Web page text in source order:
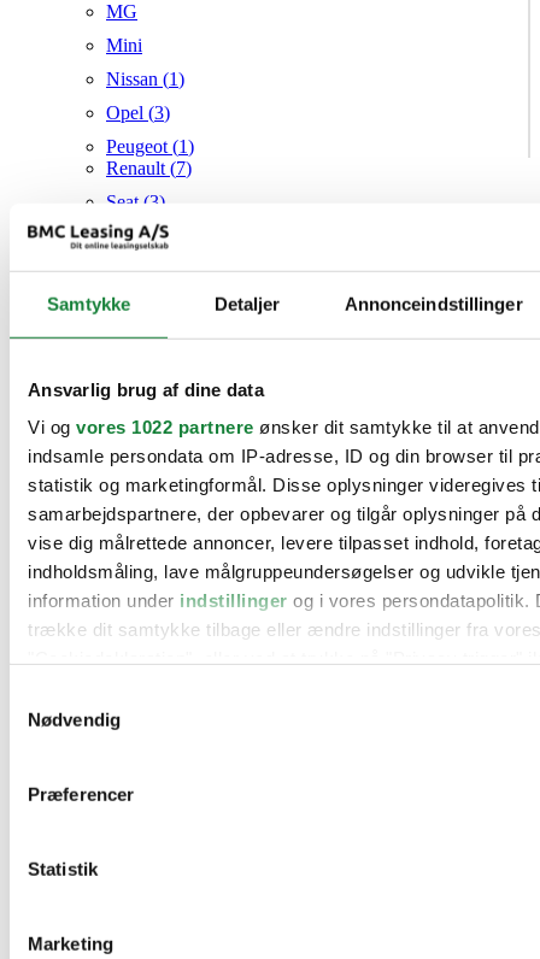
Samtykke Detaljer Annonceindstillinger
Ansvarlig brug af dine data
Vi og vores 1022 partnere ønsker dit samtykke til at
indsamle persondata om IP-adresse, ID og din browser til
statistik og marketingformål. Disse oplysninger videregives
samarbejdspartnere, der opbevarer og tilgår oplysninger på
vise dig målrettede annoncer, levere tilpasset indhold,
indholdsmåling, lave målgruppeundersøgelser og udvikle
information under indstillinger og i vores persondatapolitik.
trække dit samtykke tilbage eller ændre indstillinger fra
Hvis du tillader det, vil vi også gerne:
Identificere din enhed baseret på en scanning af
Dine valg anvendes på hele websitet.
Nødvendig
Præferencer
Statistik
Marketing
MG
Mini
Nissan (1)
Opel (3)
Peugeot (1)
Renault (7)
Seat (3)
Skoda (1
Suzuki
Tesla
Toyota (1)
Audi
BMW
Citroën
Cupra
Dacia
Fiat
Ford
Hyundai
Mercedes
MG
Peugeot
Suzuki
Øvrige informationer